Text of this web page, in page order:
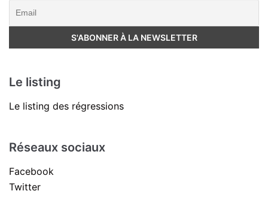
Le listing
Le listing des régressions
Réseaux sociaux
Facebook
Twitter